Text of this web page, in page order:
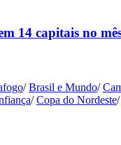
14 capitais no
/ Brasil e Mundo/
/ Copa do Nordeste/